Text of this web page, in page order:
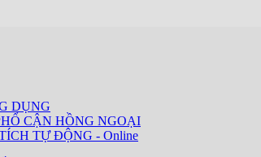
DỤNG
CẬN HỒNG NGOẠI
TỰ ĐỘNG - Online